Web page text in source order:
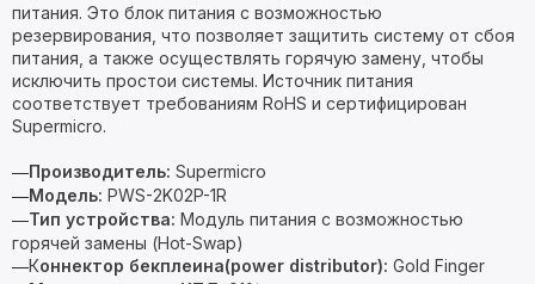
питания. Это блок питания с возможностью
резервирования, что позволяет защитить систему от сбоя
питания, а также осуществлять горячую замену, чтобы
исключить простои системы. Источник питания
соответствует требованиям RoHS и сертифицирован
Supermicro.
—Производитель: Supermicro
—Модель: PWS-2K02P-1R
—Тип устройства: Модуль питания с возможностью
горячей замены (Hot-Swap)
—Коннектор бекплеина(power distributor): Gold Finger